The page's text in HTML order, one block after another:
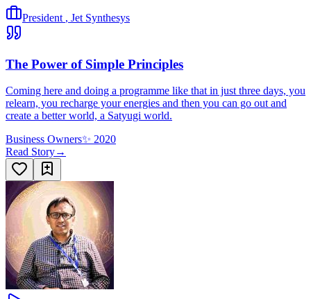
President , Jet Synthesys
The Power of Simple Principles
Coming here and doing a programme like that in just three days, you
relearn, you recharge your energies and then you can go out and
create a better world, a Satyugi world.
Business Owners✨ 2020
Read Story→